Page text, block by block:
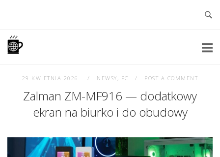
content
Home
29 KWIETNIA 2026 NEWSY , PC POST A COMMENT
Zalman ZM-MF916 — dodatkowy
ekran na biurko i do obudowy